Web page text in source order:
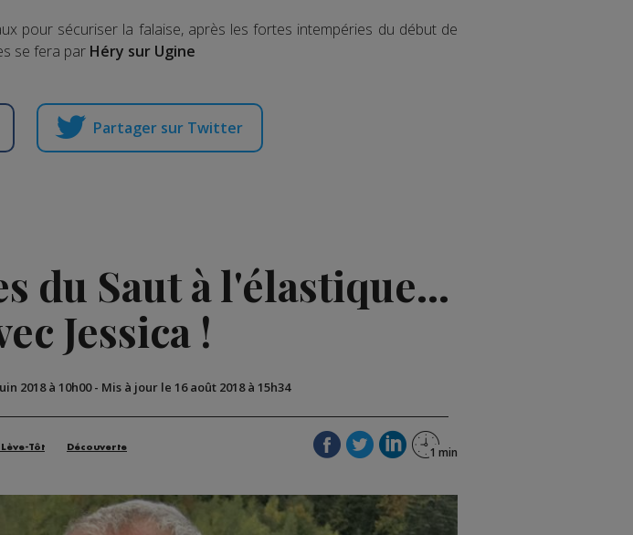
pour sécuriser la falaise, après les fortes intempéries du début de
se fera par Héry sur Ugine
Partager sur Twitter
du Saut à l'élastique...
Jessica !
2018 à 10h00- Mis à jour le 16 août 2018 à 15h34
Tôt Découverte